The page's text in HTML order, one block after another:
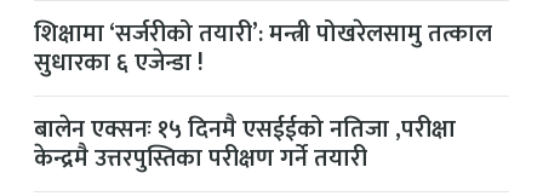
शिक्षामा ‘सर्जरीको तयारी’: मन्त्री पोखरेलसामु तत्काल
सुधारका ६ एजेन्डा !
बालेन एक्सनः १५ दिनमै एसईईको नतिजा ,परीक्षा
केन्द्रमै उत्तरपुस्तिका परीक्षण गर्ने तयारी